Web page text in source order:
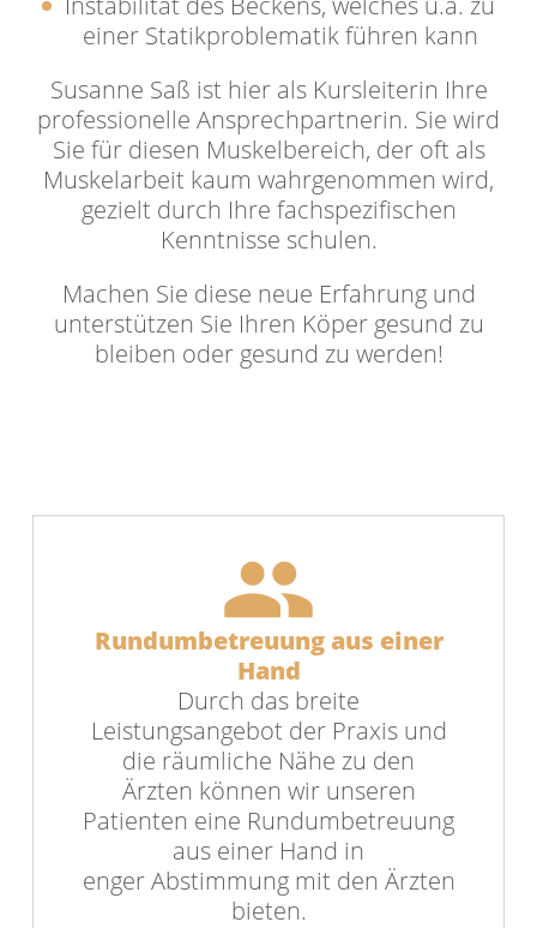
einer Statikproblematik führen kann
Susanne Saß ist hier als Kursleiterin Ihre
professionelle Ansprechpartnerin. Sie wird
Sie für diesen Muskelbereich, der oft als
Muskelarbeit kaum wahrgenommen wird,
gezielt durch Ihre fachspezifischen
Kenntnisse schulen.
Machen Sie diese neue Erfahrung und
unterstützen Sie Ihren Köper gesund zu
bleiben oder gesund zu werden!
people
Rundumbetreuung aus einer
Hand
Durch das breite
Leistungsangebot der Praxis und
die räumliche Nähe zu den
Ärzten können wir unseren
Patienten eine Rundumbetreuung
aus einer Hand in
enger Abstimmung mit den Ärzten
bieten.